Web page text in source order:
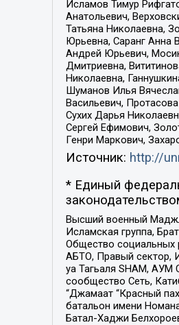
Исламов Тимур
Анатольевич,
Татьяна Николаевна,
Юрьевна, Саранг Анна
Андрей Юрьевич,
Дмитриевна,
Николаевна,
Шуманов Илья
Васильевич,
Сухих Дарья
Сергей Ефимович,
Генри Маркович,
Источник: http://
* Единый
Высший военный
Исламская группа,
Общество
АБТО, Правый сектор,
уа Тагьаля SHAM,
сообщество Сеть,
“Джамаат “Красный
батальон имени
Батал-Хаджи